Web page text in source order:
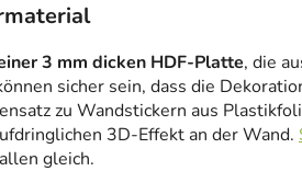
3 mm dicken HDF-Platte, die
sicher sein, dass die
zu Wandstickern aus
3D-Effekt an der Wand.
gleich.